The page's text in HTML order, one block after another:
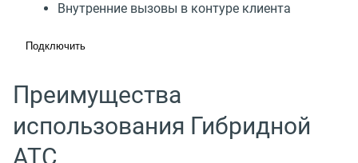
Внутренние вызовы в контуре клиента
Подключить
Преимущества
использования Гибридной
АТС